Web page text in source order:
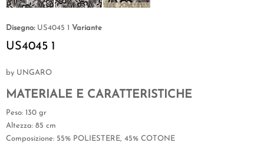
Disegno: US4045 1 Variante
US4045 1
by UNGARO
MATERIALE E CARATTERISTICHE
Peso: 130 gr
Altezza: 85 cm
Composizione: 55% POLIESTERE, 45% COTONE